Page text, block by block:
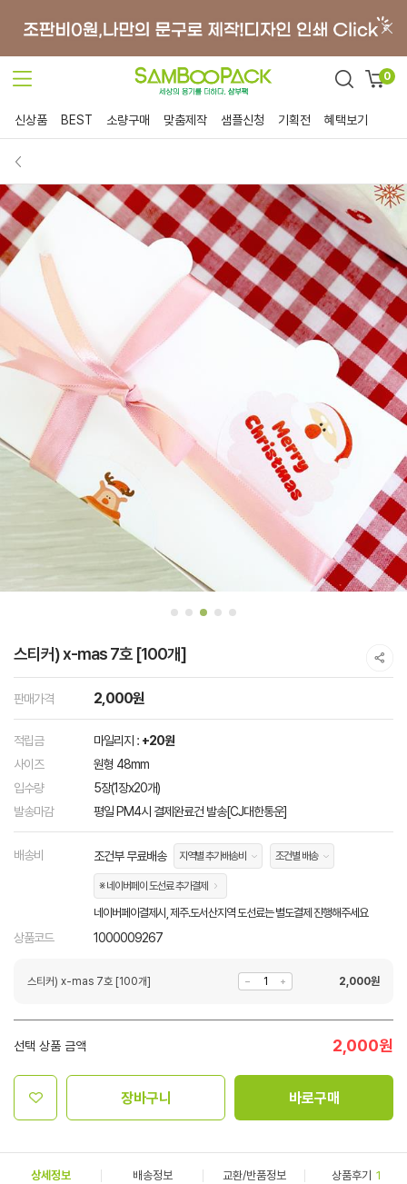
0
신상품 BEST 소량구매 맞춤제작 샘플신청 기획전 혜택보기
스티커) x-mas 7호 [100개]
판매가격 2,000원
적립금 마일리지 : +20원
사이즈
원형 48mm
입수량
5장(1장x20개)
발송마감
평일 PM4시 결제완료건 발송[CJ대한통운]
배송비 조건부 무료배송 지역별 추가배송비 조건별 배송
※ 네이버페이 도선료 추가결제
네이버페이결제시, 제주.도서산지역 도선료는 별도결제 진행해주세요
상품코드 1000009267
스티커) x-mas 7호 [100개] 2,000원
선택 상품 금액 2,000원
장바구니 바로구매
상세정보 배송정보 교환/반품정보 상품후기 1